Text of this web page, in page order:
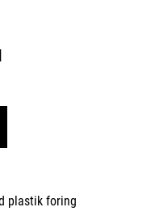
plastik foring